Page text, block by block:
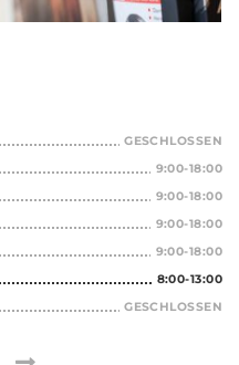
GESCHLOSSEN
9:00-18:00
9:00-18:00
9:00-18:00
9:00-18:00
8:00-13:00
GESCHLOSSEN